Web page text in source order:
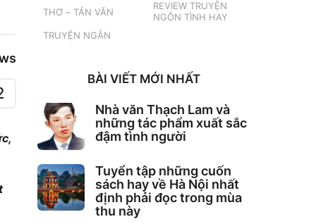
THƠ – TẢN VĂN
TRUYỆN NGẮN
REVIEW TRUYỆN
NGÔN TÌNH HAY
BÀI VIẾT MỚI NHẤT
Nhà văn Thạch Lam và
những tác phẩm xuất sắc
đậm tình người
Tuyển tập những cuốn
sách hay về Hà Nội nhất
định phải đọc trong mùa
thu này